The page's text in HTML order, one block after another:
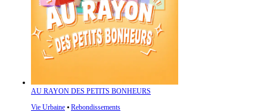
AU RAYON DES PETITS BONHEURS
Vie Urbaine ⦁ Rebondissements